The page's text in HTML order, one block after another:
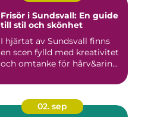
Frisör i Sundsvall: En guide
till stil och skönhet
I hjärtat av Sundsvall finns
en scen fylld med kreativitet
och omtanke för hårv&arin...
02. sep